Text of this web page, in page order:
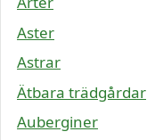
Aster
Astrar
Ätbara trädgårdar
Auberginer